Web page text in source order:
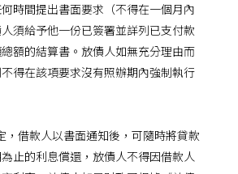
時間提出書面要求（不得在一個月內
須給予他一份已簽署並詳列已支付款
額的結算書。放債人如無充分理由而
得在該項要求沒有照辦期內強制執行
，借款人以書面通知後，可隨時將貸款
止的利息償還，放債人不得因借款人